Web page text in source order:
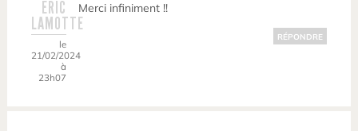
ERIC
LAMOTTE
le
21/02/2024
à
23h07
Merci infiniment !!
RÉPONDRE